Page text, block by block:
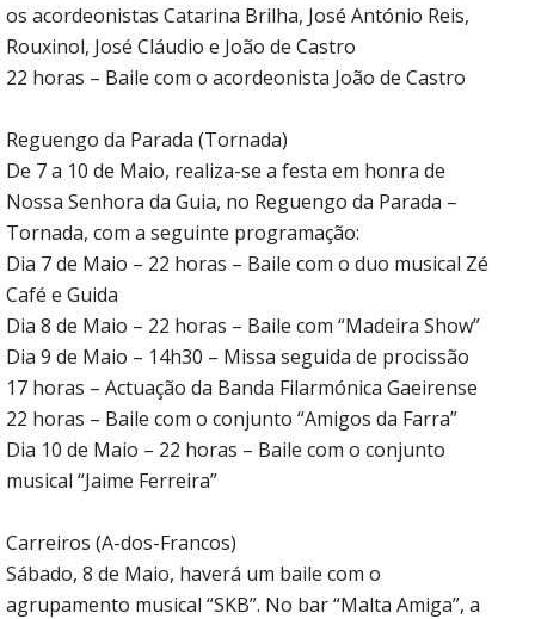
os acordeonistas Catarina Brilha, José António Reis,
Rouxinol, José Cláudio e João de Castro
22 horas – Baile com o acordeonista João de Castro
Reguengo da Parada (Tornada)
De 7 a 10 de Maio, realiza-se a festa em honra de
Nossa Senhora da Guia, no Reguengo da Parada –
Tornada, com a seguinte programação:
Dia 7 de Maio – 22 horas – Baile com o duo musical Zé
Café e Guida
Dia 8 de Maio – 22 horas – Baile com “Madeira Show”
Dia 9 de Maio – 14h30 – Missa seguida de procissão
17 horas – Actuação da Banda Filarmónica Gaeirense
22 horas – Baile com o conjunto “Amigos da Farra”
Dia 10 de Maio – 22 horas – Baile com o conjunto
musical “Jaime Ferreira”
Carreiros (A-dos-Francos)
Sábado, 8 de Maio, haverá um baile com o
agrupamento musical “SKB”. No bar “Malta Amiga”, a